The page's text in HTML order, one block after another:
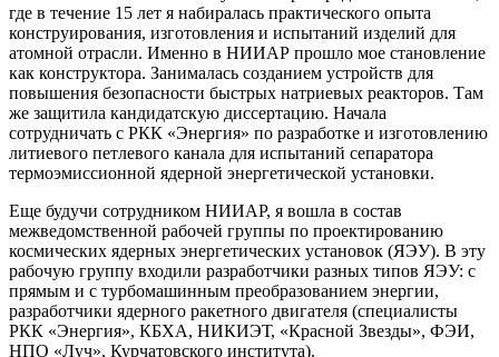
где в течение 15 лет я набиралась практического опыта
конструирования, изготовления и испытаний изделий для
атомной отрасли. Именно в НИИАР прошло мое становление
как конструктора. Занималась созданием устройств для
повышения безопасности быстрых натриевых реакторов. Там
же защитила кандидатскую диссертацию. Начала
сотрудничать с РКК «Энергия» по разработке и изготовлению
литиевого петлевого канала для испытаний сепаратора
термоэмиссионной ядерной энергетической установки.
Еще будучи сотрудником НИИАР, я вошла в состав
межведомственной рабочей группы по проектированию
космических ядерных энергетических установок (ЯЭУ). В эту
рабочую группу входили разработчики разных типов ЯЭУ: с
прямым и с турбомашинным преобразованием энергии,
разработчики ядерного ракетного двигателя (специалисты
РКК «Энергия», КБХА, НИКИЭТ, «Красной Звезды», ФЭИ,
НПО «Луч», Курчатовского института).